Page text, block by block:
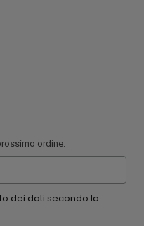
ordine.
dei dati secondo la